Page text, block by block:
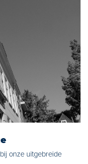
onze uitgebreide